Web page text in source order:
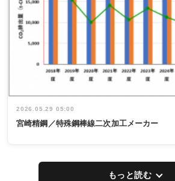
2026.05.29 05:00
宮崎精鋼／特殊鋼棒線二次加工メーカー
もっと読む